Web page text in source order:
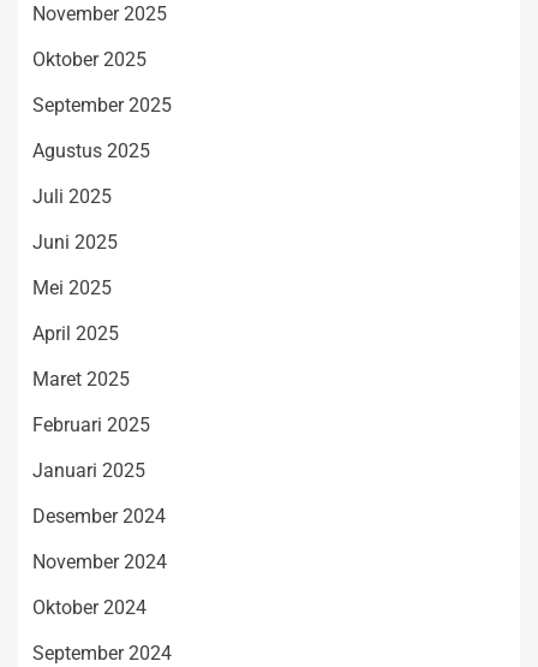
November 2025
Oktober 2025
September 2025
Agustus 2025
Juli 2025
Juni 2025
Mei 2025
April 2025
Maret 2025
Februari 2025
Januari 2025
Desember 2024
November 2024
Oktober 2024
September 2024